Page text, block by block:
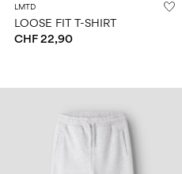
LMTD
LOOSE FIT T-SHIRT
CHF 22,90